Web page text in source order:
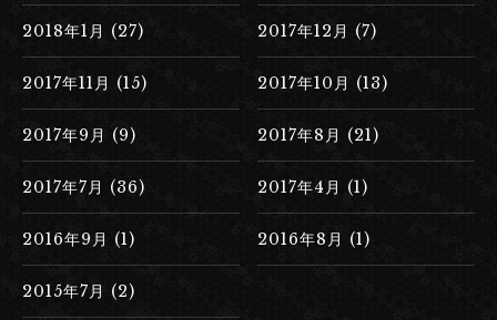
2018年1月 (27) 2017年12月 (7)
2017年11月 (15) 2017年10月 (13)
2017年9月 (9) 2017年8月 (21)
2017年7月 (36) 2017年4月 (1)
2016年9月 (1) 2016年8月 (1)
2015年7月 (2)